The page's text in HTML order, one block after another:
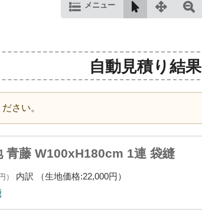
メニュー
自動見積り結果
さい。
青藤 W100xH180cm 1連 袋縫
） 内訳 （生地価格:22,000円）